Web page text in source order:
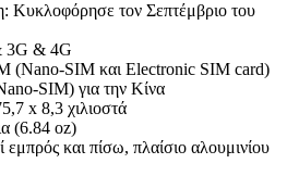
Κυκλοφόρησε τον Σεπτέμβριο του
3G & 4G
(Nano-SIM και Electronic SIM card)
SIM) για την Κίνα
x 8,3 χιλιοστά
(6.84 oz)
και πίσω, πλαίσιο αλουμινίου